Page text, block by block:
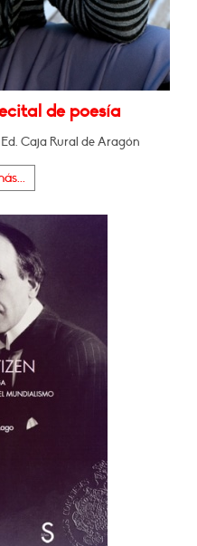
de poesía
Caja Rural de Aragón